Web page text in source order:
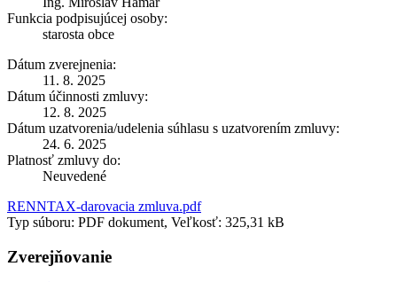
Funkcia podpisujúcej osoby:
starosta obce
Dátum zverejnenia:
11. 8. 2025
Dátum účinnosti zmluvy:
12. 8. 2025
Dátum uzatvorenia/udelenia súhlasu s uzatvorením zmluvy:
24. 6. 2025
Platnosť zmluvy do:
Neuvedené
RENNTAX-darovacia zmluva.pdf
Typ súboru: PDF dokument, Veľkosť: 325,31 kB
Zverejňovanie